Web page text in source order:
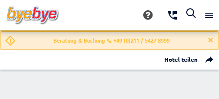
Beratung & Buchung 📞 +49 (0)211 / 5427 8999
Hotel teilen